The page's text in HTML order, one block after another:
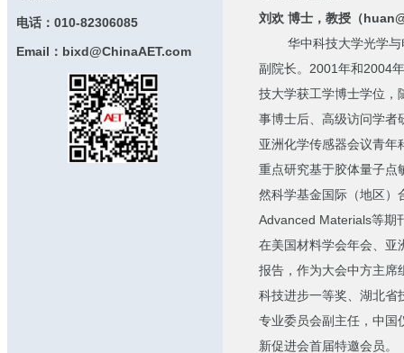
电话：010-82306085
Email：bixd@ChinaAET.com
刘欢 博士，教授（
华中科技大学光学与电
副院长。2001年和2004
技大学获工学博士学位，
事博士后、高级访问学者
亚洲化学传感器会议青
重点研究基于胶体量子点
然科学基金国际（地区
Advanced Materials等期
在美国材料学会年会、亚
报告，作为大会中方主席
科技进步一等奖、湖北省
专业委员会副主任，中国
新促进会首届特邀会员。